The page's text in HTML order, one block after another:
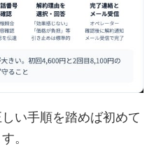
い手順を踏めば初めて
。